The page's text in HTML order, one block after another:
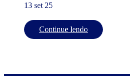
13 set 25
Continue lendo